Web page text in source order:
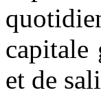
capitale
et de